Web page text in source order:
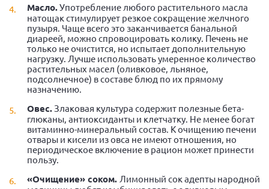
Масло.Употребление любого растительного масла
натощак стимулирует резкое сокращение желчного
пузыря. Чаще всего это заканчивается банальной
диареей, можно спровоцировать колику. Печень не
только не очистится, но испытает дополнительную
нагрузку. Лучше использовать умеренное количество
растительных масел (оливковое, льняное,
подсолнечное) в составе блюд по их прямому
назначению.
Овес. Злаковая культура содержит полезные бета-
глюканы, антиоксиданты и клетчатку. Не менее богат
витаминно-минеральный состав. К очищению печени
отвары и кисели из овса не имеют отношения, но
периодическое включение в рацион может принести
пользу.
«Очищение» соком. Лимонный сок адепты народной